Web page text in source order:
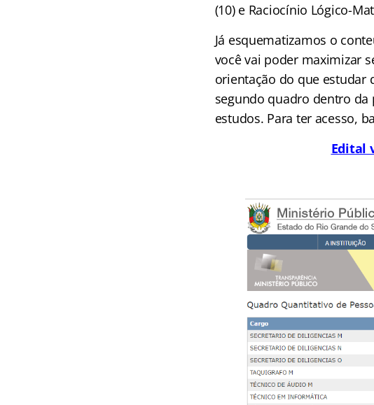
(10) e Raciocínio Lógico-
Já esquematizamos o
você vai poder maximizar
orientação do que estudar
segundo quadro dentro
estudos. Para ter acesso,
Edital